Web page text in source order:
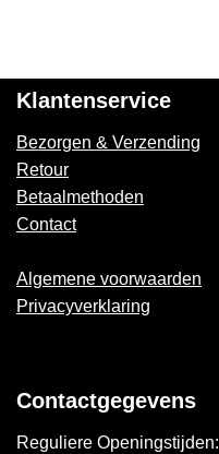
Klantenservice
Bezorgen & Verzending
Retour
Betaalmethoden
Contact
Algemene voorwaarden
Privacyverklaring
Contactgegevens
Reguliere Openingstijden: